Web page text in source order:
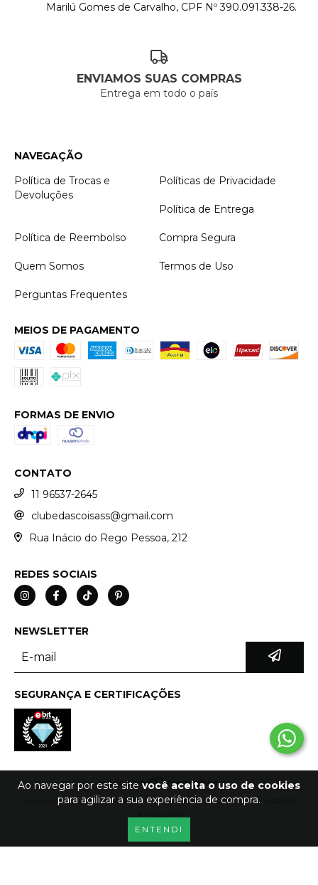
Ao navegar por este site você aceita o uso de cookies
para agilizar a sua experiência de compra.
ENTENDI
Marilú Gomes de Carvalho, CPF Nº 390.091.338-26.
ENVIAMOS SUAS COMPRAS
Entrega em todo o país
NAVEGAÇÃO
Política de Trocas e
Devoluções
Políticas de Privacidade
Política de Entrega
Política de Reembolso Compra Segura
Quem Somos Termos de Uso
Perguntas Frequentes
MEIOS DE PAGAMENTO
FORMAS DE ENVIO
CONTATO
11 96537-2645
clubedascoisass@gmail.com
Rua Inácio do Rego Pessoa, 212
REDES SOCIAIS
NEWSLETTER
SEGURANÇA E CERTIFICAÇÕES
COPYRIGHT CLUBE DAS COISAS - 34116841000180 - 2026. TODOS OS DIREITOS
RESERVADOS.